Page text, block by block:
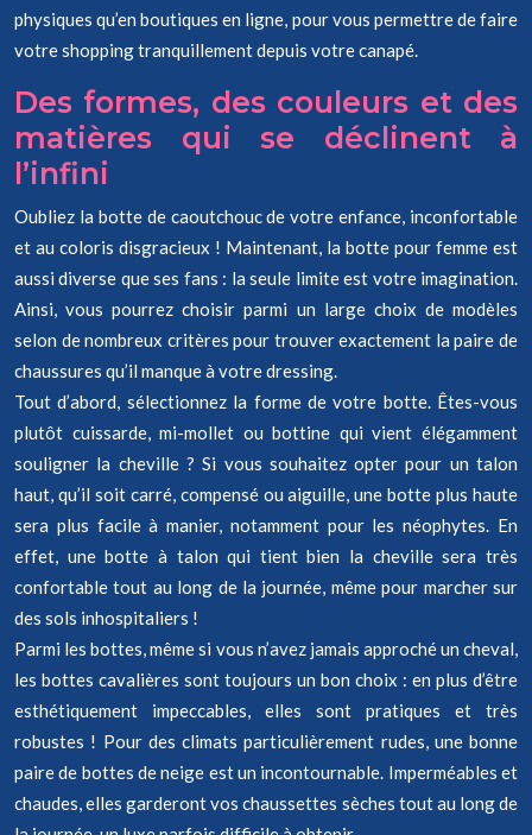
physiques qu’en boutiques en ligne, pour vous permettre de faire
votre shopping tranquillement depuis votre canapé.
Des formes, des couleurs et des
matières qui se déclinent à
l’infini
Oubliez la botte de caoutchouc de votre enfance, inconfortable
et au coloris disgracieux ! Maintenant, la botte pour femme est
aussi diverse que ses fans : la seule limite est votre imagination.
Ainsi, vous pourrez choisir parmi un large choix de modèles
selon de nombreux critères pour trouver exactement la paire de
chaussures qu’il manque à votre dressing.
Tout d’abord, sélectionnez la forme de votre botte. Êtes-vous
plutôt cuissarde, mi-mollet ou bottine qui vient élégamment
souligner la cheville ? Si vous souhaitez opter pour un talon
haut, qu’il soit carré, compensé ou aiguille, une botte plus haute
sera plus facile à manier, notamment pour les néophytes. En
effet, une botte à talon qui tient bien la cheville sera très
confortable tout au long de la journée, même pour marcher sur
des sols inhospitaliers !
Parmi les bottes, même si vous n’avez jamais approché un cheval,
les bottes cavalières sont toujours un bon choix : en plus d’être
esthétiquement impeccables, elles sont pratiques et très
robustes ! Pour des climats particulièrement rudes, une bonne
paire de bottes de neige est un incontournable. Imperméables et
chaudes, elles garderont vos chaussettes sèches tout au long de